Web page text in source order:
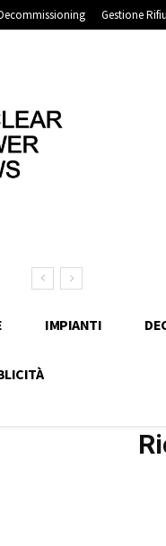
Gestione
IMPIANTI